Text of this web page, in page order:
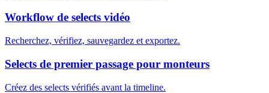
Workflow de selects vidéo
Recherchez, vérifiez, sauvegardez et exportez.
Selects de premier passage pour monteurs
Créez des selects vérifiés avant la timeline.